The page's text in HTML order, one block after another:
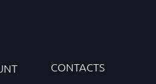
CONTACTS